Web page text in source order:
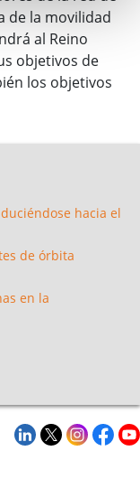
de la movilidad
al Reino
objetivos de
los objetivos
hacia el
de órbita
en la